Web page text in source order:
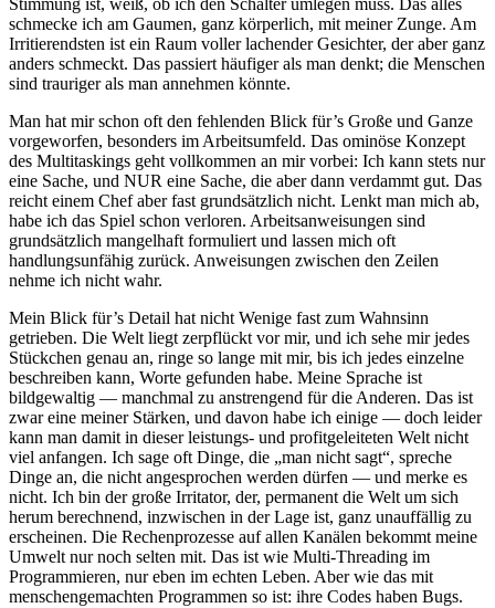
Stimmung ist, weiß, ob ich den Schalter umlegen muss. Das alles
schmecke ich am Gaumen, ganz körperlich, mit meiner Zunge. Am
Irritierendsten ist ein Raum voller lachender Gesichter, der aber ganz
anders schmeckt. Das passiert häufiger als man denkt; die Menschen
sind trauriger als man annehmen könnte.
Man hat mir schon oft den fehlenden Blick für’s Große und Ganze
vorgeworfen, besonders im Arbeitsumfeld. Das ominöse Konzept
des Multitaskings geht vollkommen an mir vorbei: Ich kann stets nur
eine Sache, und NUR eine Sache, die aber dann verdammt gut. Das
reicht einem Chef aber fast grundsätzlich nicht. Lenkt man mich ab,
habe ich das Spiel schon verloren. Arbeitsanweisungen sind
grundsätzlich mangelhaft formuliert und lassen mich oft
handlungsunfähig zurück. Anweisungen zwischen den Zeilen
nehme ich nicht wahr.
Mein Blick für’s Detail hat nicht Wenige fast zum Wahnsinn
getrieben. Die Welt liegt zerpflückt vor mir, und ich sehe mir jedes
Stückchen genau an, ringe so lange mit mir, bis ich jedes einzelne
beschreiben kann, Worte gefunden habe. Meine Sprache ist
bildgewaltig — manchmal zu anstrengend für die Anderen. Das ist
zwar eine meiner Stärken, und davon habe ich einige — doch leider
kann man damit in dieser leistungs- und profitgeleiteten Welt nicht
viel anfangen. Ich sage oft Dinge, die „man nicht sagt“, spreche
Dinge an, die nicht angesprochen werden dürfen — und merke es
nicht. Ich bin der große Irritator, der, permanent die Welt um sich
herum berechnend, inzwischen in der Lage ist, ganz unauffällig zu
erscheinen. Die Rechenprozesse auf allen Kanälen bekommt meine
Umwelt nur noch selten mit. Das ist wie Multi-Threading im
Programmieren, nur eben im echten Leben. Aber wie das mit
menschengemachten Programmen so ist: ihre Codes haben Bugs.